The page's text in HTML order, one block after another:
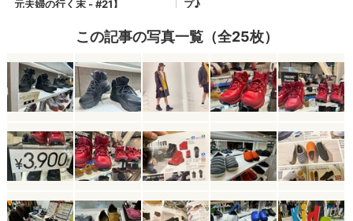
この記事の写真一覧（全25枚）